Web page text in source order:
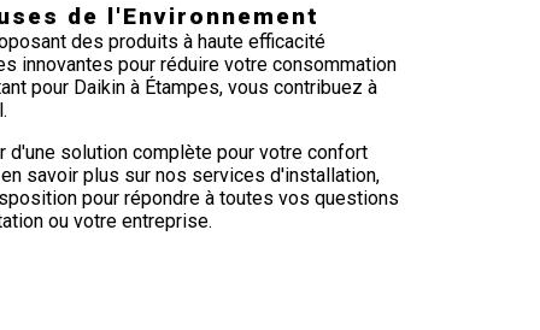
de l'Environnement
des produits à haute efficacité
innovantes pour réduire votre consommation
pour Daikin à Étampes, vous contribuez à
solution complète pour votre confort
savoir plus sur nos services d'installation,
pour répondre à toutes vos questions
ou votre entreprise.